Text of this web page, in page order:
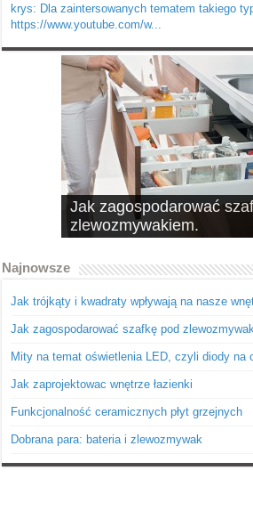
krys: Dla zaintersowanych tematem takiego
https://www.youtube.com/w...
Jak zagospodarować
zlewozmywakiem.
10 pomysłów na
dobrze wykorzystana
Najnowsze
Jak trójkąty i kwadraty wpływają na nasze
Jak zagospodarować szafkę pod
Mity na temat oświetlenia LED, czyli diody na
Jak zaprojektowac wnętrze łazienki
Funkcjonalność ceramicznych płyt grzejnych
Dobrana para: bateria i zlewozmywak